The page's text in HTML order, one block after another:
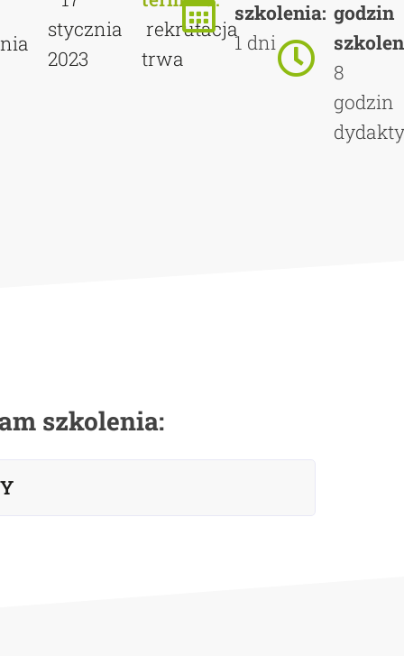
stycznia
2023
rekrutacja
trwa
szkolenia:
1 dni
godzin
8
godzin
szkolenia: